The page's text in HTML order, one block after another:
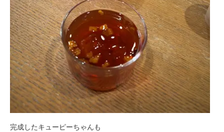
完成したキューピーちゃんも